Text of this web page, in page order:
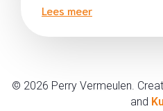
Lees meer
© 2026 Perry Vermeulen.
and